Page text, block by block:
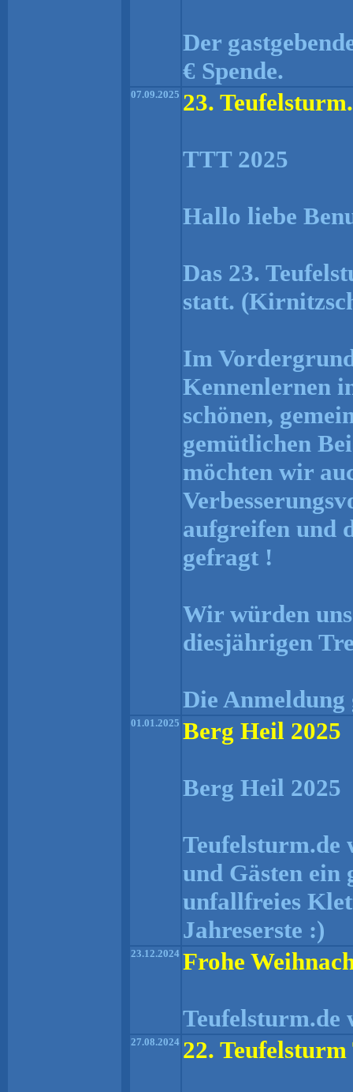
Der
€ Spende.
07.09.2025 23.
TTT 2025
Hallo liebe
Das 23.
statt.
Im
Kennenlernen
schönen,
gemütlichen
möchten wir
aufgreifen und
gefragt !
Wir würden
diesjährigen
Die
01.01.2025 Berg Heil 2025
Berg Heil 2025
Teufelsturm.de
und Gästen ein
unfallfreies
Jahreserste :)
23.12.2024 Frohe
Teufelsturm.de
27.08.2024 22.